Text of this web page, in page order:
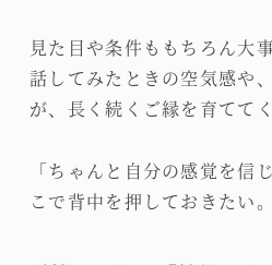
見た目や条件ももちろん大事
話してみたときの空気感や
が、長く続くご縁を育てて
「ちゃんと自分の感覚を信
こで背中を押しておきたい。